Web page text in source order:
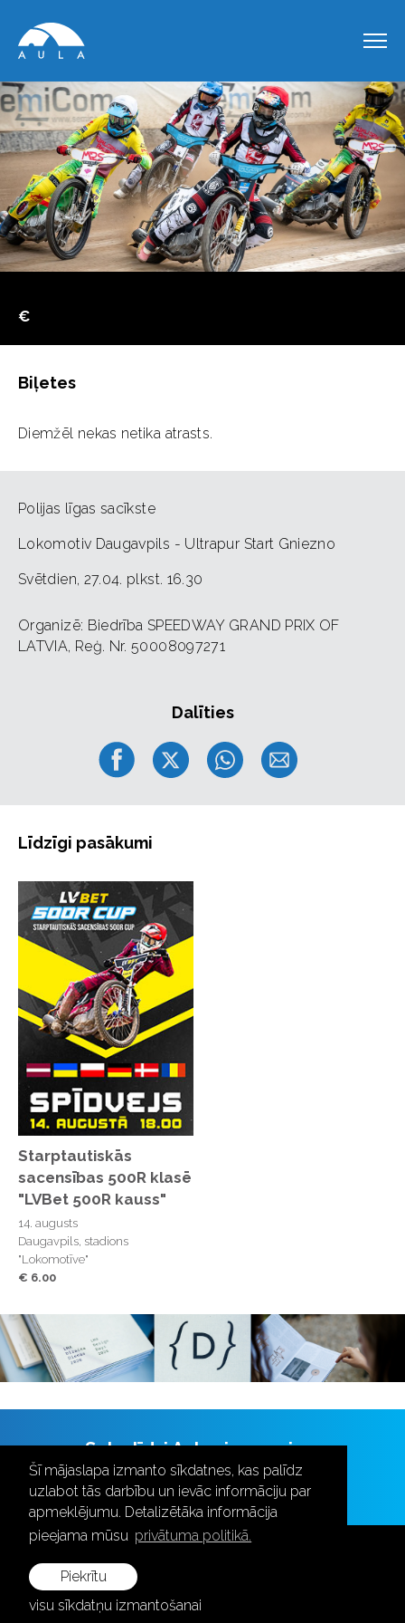
Šī mājaslapa izmanto sīkdatnes, kas palīdz
uzlabot tās darbību un ievāc informāciju par
apmeklējumu. Detalizētāka informācija
pieejama mūsu privātuma politikā.
Piekrītu
visu sīkdatņu izmantošanai
€
Biļetes
Diemžēl nekas netika atrasts.
Polijas līgas sacīkste
Lokomotiv Daugavpils - Ultrapur Start Gniezno
Svētdien, 27.04. plkst. 16.30
Organizē: Biedrība SPEEDWAY GRAND PRIX OF
LATVIA, Reģ. Nr. 50008097271
Dalīties
Līdzīgi pasākumi
Starptautiskās
sacensības 500R klasē
"LVBet 500R kauss"
14. augusts
Daugavpils, stadions
"Lokomotīve"
€ 6.00
Seko līdzi Aulas jaunumiem
+371 28787870